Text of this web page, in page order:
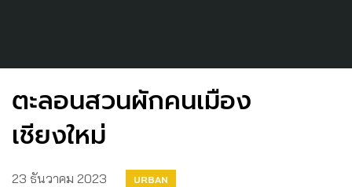
ตะลอนสวนผักคนเมือง
เชียงใหม่
23 ธันวาคม 2023 URBAN